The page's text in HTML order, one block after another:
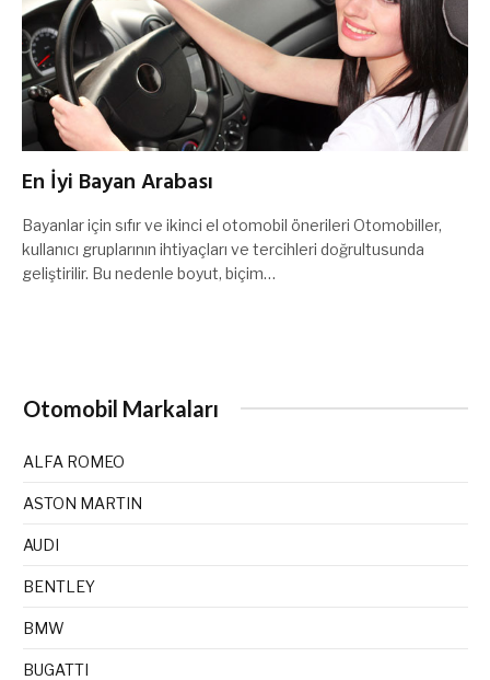
En İyi Bayan Arabası
Bayanlar için sıfır ve ikinci el otomobil önerileri Otomobiller,
kullanıcı gruplarının ihtiyaçları ve tercihleri doğrultusunda
geliştirilir. Bu nedenle boyut, biçim…
Otomobil Markaları
ALFA ROMEO
ASTON MARTIN
AUDI
BENTLEY
BMW
BUGATTI